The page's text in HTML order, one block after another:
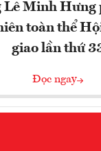
Lê Minh Hưng
toàn thể
giao lần thứ
Đọc ngay